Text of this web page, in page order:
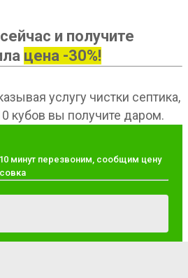
и получите
цена -30%!
услугу чистки септика,
кубов вы получите даром.
минут перезвоним, сообщим цену